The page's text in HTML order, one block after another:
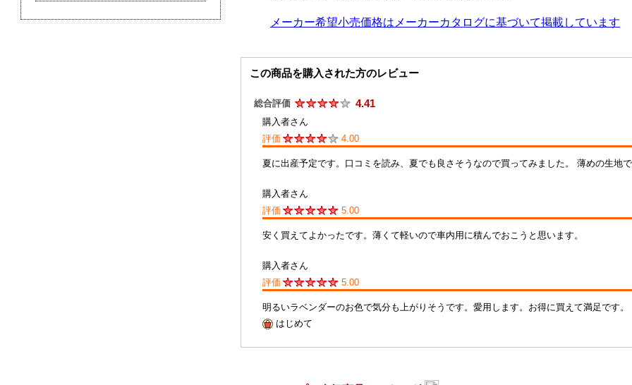
メーカー希望小売価格はメーカーカタログに基づいて掲載しています
この商品を購入された方のレビュー
総合評価 4.41
購入者さん
評価
4.00
夏に出産予定です。口コミを読み、夏でも良さそうなので買ってみました。 薄めの生
購入者さん
評価
5.00
安く買えてよかったです。薄くて軽いので車内用に積んでおこうと思います。
購入者さん
評価
5.00
明るいラベンダーのお色で気分も上がりそうです。愛用します。お得に買えて満足です
はじめて